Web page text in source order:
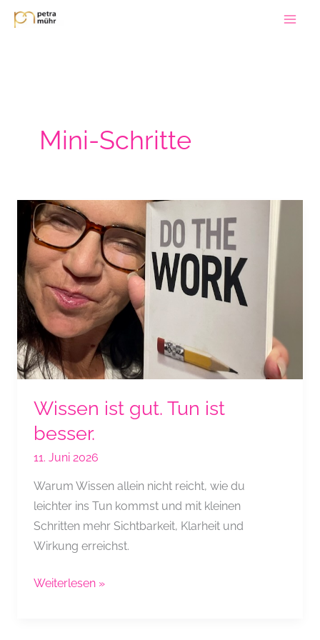
Zum
Inhalt
Mini-Schritte
Wissen ist gut. Tun ist
besser.
11. Juni 2026
Warum Wissen allein nicht reicht, wie du
leichter ins Tun kommst und mit kleinen
Schritten mehr Sichtbarkeit, Klarheit und
Wirkung erreichst.
Wissen
Weiterlesen »